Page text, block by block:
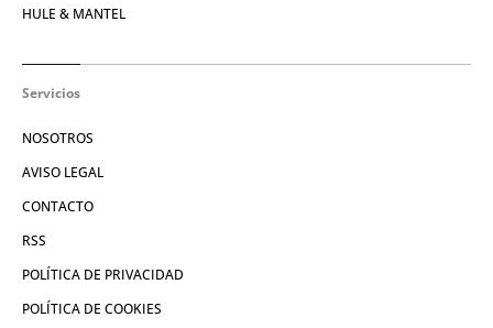
HULE & MANTEL
Servicios
NOSOTROS
AVISO LEGAL
CONTACTO
RSS
POLÍTICA DE PRIVACIDAD
POLÍTICA DE COOKIES